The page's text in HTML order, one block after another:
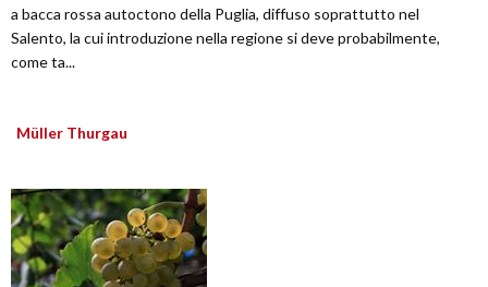
a bacca rossa autoctono della Puglia, diffuso soprattutto nel
Salento, la cui introduzione nella regione si deve probabilmente,
come ta...
Müller Thurgau